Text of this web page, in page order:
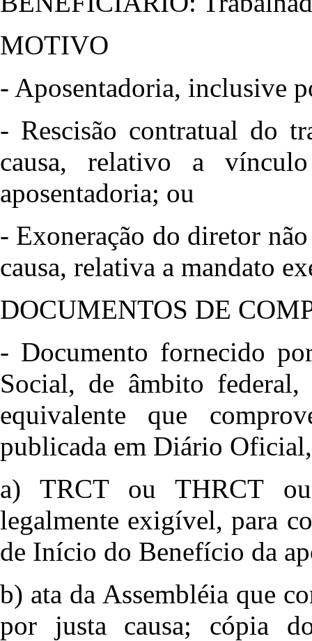
MOTIVO
- Aposentadoria, inclusive
- Rescisão contratual do
causa, relativo a
aposentadoria; ou
- Exoneração do diretor
causa, relativa a mandato
DOCUMENTOS DE
- Documento fornecido
Social, de âmbito
equivalente que
publicada em Diário
a) TRCT ou THRCT ou
legalmente exigível, para
de Início do Benefício da
b) ata da Assembléia que
por justa causa; cópia